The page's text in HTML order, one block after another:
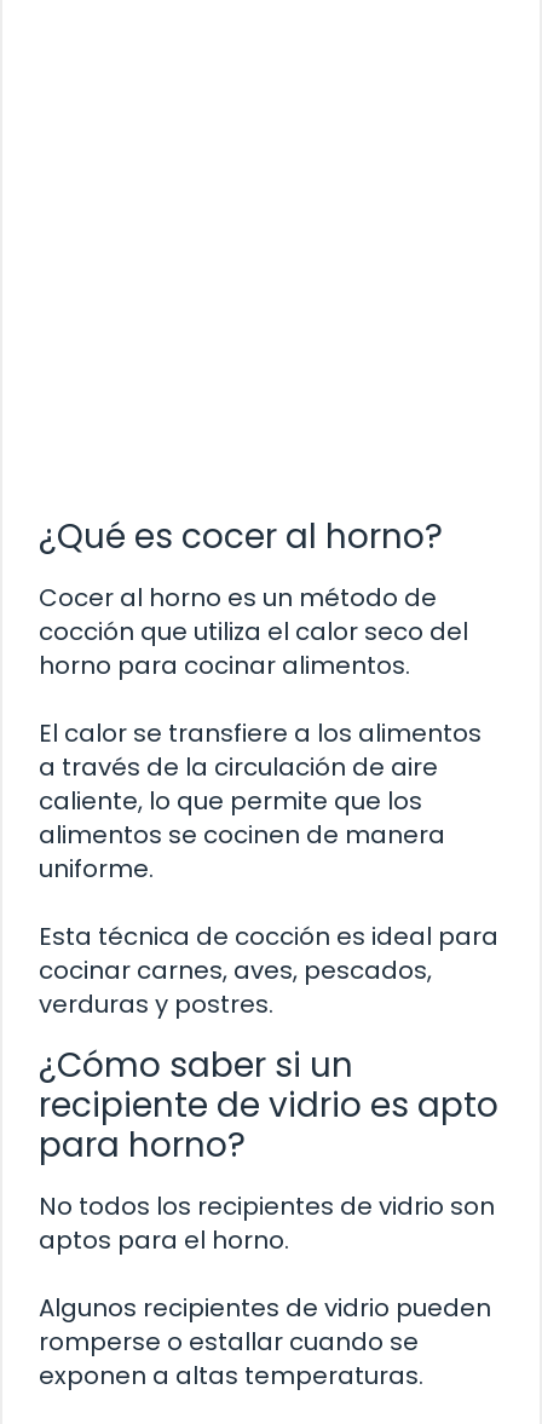
¿Qué es cocer al horno?
Cocer al horno es un método de
cocción que utiliza el calor seco del
horno para cocinar alimentos.
El calor se transfiere a los alimentos
a través de la circulación de aire
caliente, lo que permite que los
alimentos se cocinen de manera
uniforme.
Esta técnica de cocción es ideal para
cocinar carnes, aves, pescados,
verduras y postres.
¿Cómo saber si un
recipiente de vidrio es apto
para horno?
No todos los recipientes de vidrio son
aptos para el horno.
Algunos recipientes de vidrio pueden
romperse o estallar cuando se
exponen a altas temperaturas.